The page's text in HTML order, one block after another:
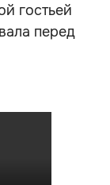
гостьей
перед